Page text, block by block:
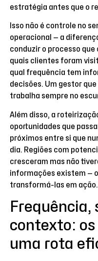
estratégia antes que o
Isso não é controle no
operacional — a
conduzir o processo que
quais clientes foram
qual frequência tem
decisões. Um gestor
trabalha sempre no
Além disso, a
oportunidades que
próximos entre si que
dia. Regiões com
cresceram mas não
informações existem —
transformá-las em ação.
Frequência,
contexto:
uma rota